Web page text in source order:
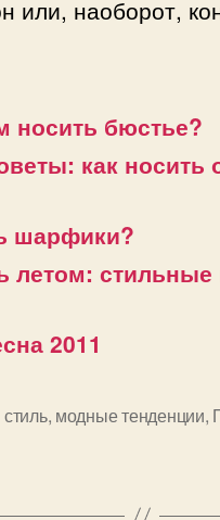
или, наоборот,
носить бюстье?
как носить
шарфики?
летом:
2011
, модные тенденции,